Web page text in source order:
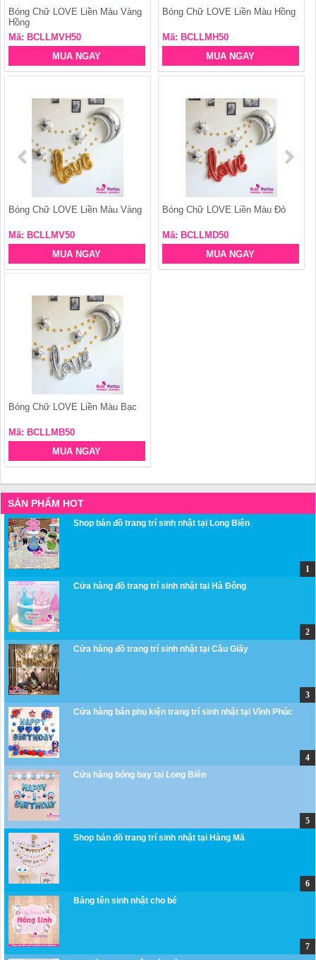
Bóng Chữ LOVE Liền Màu Vàng
Hồng
Mã: BCLLMVH50
MUA NGAY
Bóng Chữ LOVE Liền Màu Hồng
Mã: BCLLMH50
MUA NGAY
Bóng Chữ LOVE Liền Màu Vàng
Mã: BCLLMV50
MUA NGAY
Bóng Chữ LOVE Liền Màu Đỏ
Mã: BCLLMD50
MUA NGAY
Bóng Chữ LOVE Liền Màu Bạc
Mã: BCLLMB50
MUA NGAY
SẢN PHẨM HOT
Shop bán đồ trang trí sinh nhật tại Long Biên
Cửa hàng đồ trang trí sinh nhật tại Hà Đông
Cửa hàng đồ trang trí sinh nhật tại Cầu Giấy
Cửa hàng bán phụ kiện trang trí sinh nhật tại Vĩnh Phúc
Cửa hàng bóng bay tại Long Biên
Shop bán đồ trang trí sinh nhật tại Hàng Mã
Bảng tên sinh nhật cho bé